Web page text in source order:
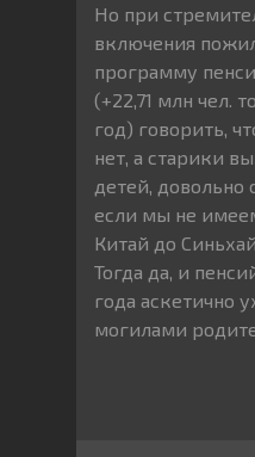
Но при
включения
программу
(+22,71 млн чел.
год) говорить,
нет, а старики
детей, довольно
если мы не
Китай до
Тогда да, и
года аскетично
могилами